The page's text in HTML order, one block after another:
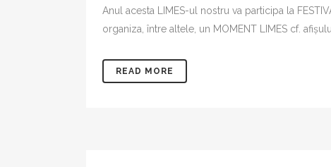
Anul acesta LIMES-ul nostru va participa la
organiza, între altele, un MOMENT LIMES cf.
READ MORE